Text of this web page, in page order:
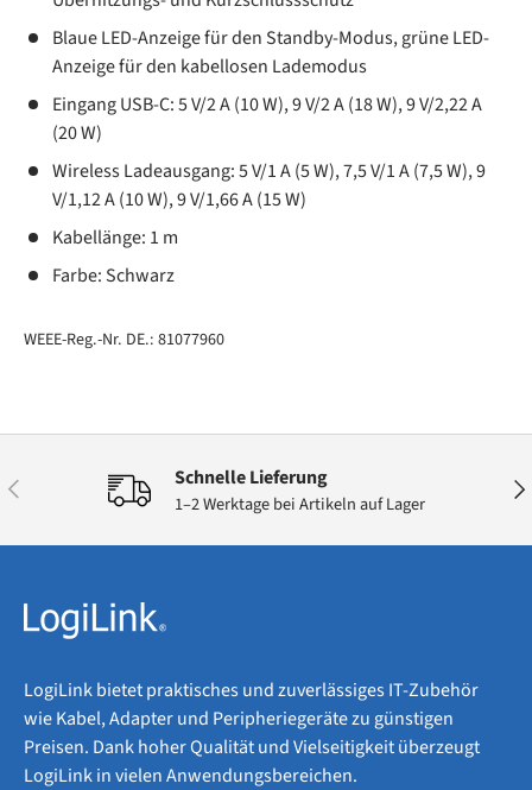
Blaue LED-Anzeige für den Standby-Modus, grüne LED-
Anzeige für den kabellosen Lademodus
Eingang USB-C: 5 V/2 A (10 W), 9 V/2 A (18 W), 9 V/2,22 A
(20 W)
Wireless Ladeausgang: 5 V/1 A (5 W), 7,5 V/1 A (7,5 W), 9
V/1,12 A (10 W), 9 V/1,66 A (15 W)
Kabellänge: 1 m
Farbe: Schwarz
WEEE-Reg.-Nr. DE.: 81077960
Vorherige Schnelle Lieferung
1–2 Werktage bei Artikeln auf Lager
LogiLink bietet praktisches und zuverlässiges IT-Zubehör
wie Kabel, Adapter und Peripheriegeräte zu günstigen
Preisen. Dank hoher Qualität und Vielseitigkeit überzeugt
LogiLink in vielen Anwendungsbereichen.